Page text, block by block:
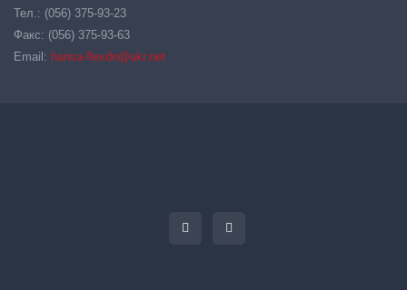
Тел.: (056) 375-93-23
Факс: (056) 375-93-63
Email: hansa-flexdn@ukr.net